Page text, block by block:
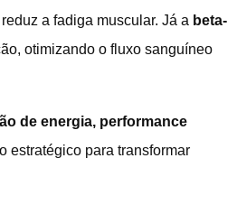
reduz a fadiga muscular. Já a beta-
otimizando o fluxo sanguíneo
de energia, performance
estratégico para transformar